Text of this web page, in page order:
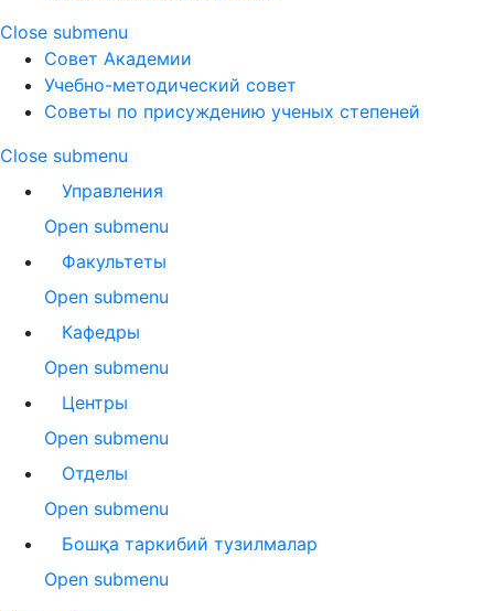
Close submenu
Совет Академии
Учебно-методический совет
Советы по присуждению ученых степеней
Close submenu
Управления
Open submenu
Факультеты
Open submenu
Кафедры
Open submenu
Центры
Open submenu
Отделы
Open submenu
Бошқа таркибий тузилмалар
Open submenu